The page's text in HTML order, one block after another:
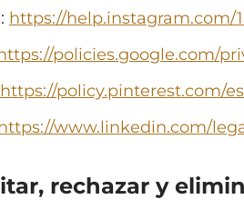
https://help.instagram.com/
policies.google.com/
https://policy.pinterest.com/
www.linkedin.com/
rechazar y